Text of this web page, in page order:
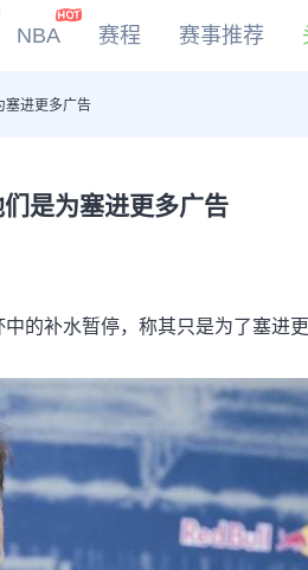
DOTA2
KOG
NBA 赛程 赛事推荐
塞进更多广告
是为塞进更多广告
的补水暂停，称其只是为了塞进更